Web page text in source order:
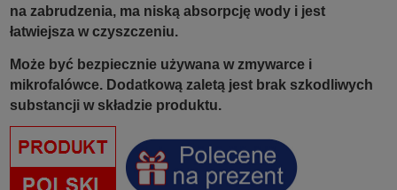
na zabrudzenia, ma niską absorpcję wody i jest
łatwiejsza w czyszczeniu.
Może być bezpiecznie używana w zmywarce i
mikrofalówce. Dodatkową zaletą jest brak szkodliwych
substancji w składzie produktu.